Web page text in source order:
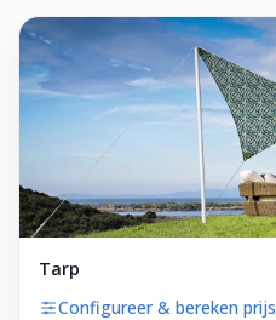
Tarp
Configureer & bereken prijs